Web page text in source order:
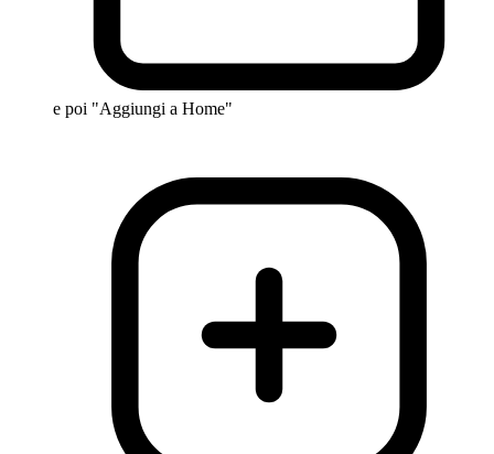
e poi "Aggiungi a Home"